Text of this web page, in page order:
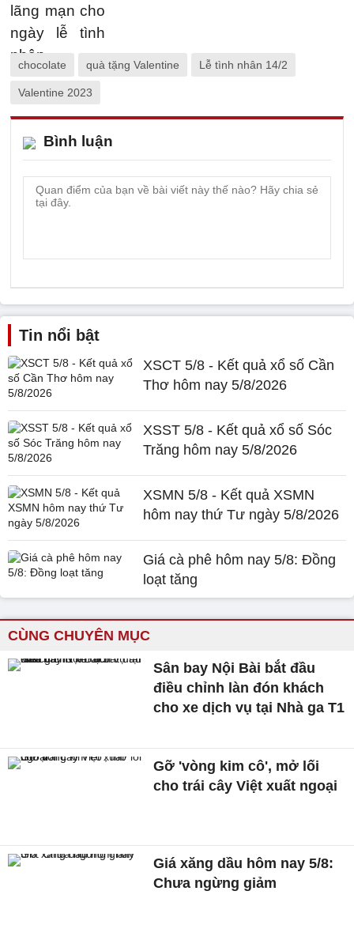
chocolate quà tặng Valentine Lễ tình nhân 14/2
Valentine 2023
Bình luận
Tin nổi bật
XSCT 5/8 - Kết quả xổ số Cần
Thơ hôm nay 5/8/2026
XSST 5/8 - Kết quả xổ số Sóc
Trăng hôm nay 5/8/2026
XSMN 5/8 - Kết quả XSMN
hôm nay thứ Tư ngày 5/8/2026
Giá cà phê hôm nay 5/8: Đồng
loạt tăng
CÙNG CHUYÊN MỤC
Sân bay Nội Bài bắt đầu
điều chỉnh làn đón khách
cho xe dịch vụ tại Nhà ga T1
Gỡ 'vòng kim cô', mở lối
cho trái cây Việt xuất ngoại
Giá xăng dầu hôm nay 5/8:
Chưa ngừng giảm